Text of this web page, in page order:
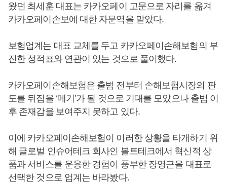
왔던 최세훈 대표는 카카오페이 고문으로 자리를 옮겨
카카오페이손보에 대한 자문역을 맡았다.
보험업계는 대표 교체를 두고 카카오페이손해보험의 부
진한 성적표와 연관이 있는 것으로 풀이했다.
카카오페이손해보험은 출범 전부터 손해보험시장의 판
도를 뒤집을 ‘메기’가 될 것으로 기대를 모았으나 출범 이
후 존재감을 보여주지 못하고 있다.
이에 카카오페이손해보험이 이러한 상황을 타개하기 위
해 글로벌 인슈어테크 회사인 볼트테크에서 혁신적 상
품과 서비스를 운용한 경험이 풍부한 장영근을 대표로
선택한 것으로 업계는 바라봤다.